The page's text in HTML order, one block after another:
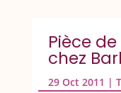
Pièce
chez
29 Oct 2011 |